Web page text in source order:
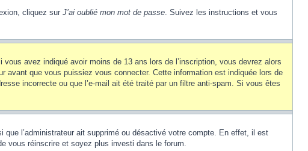
cliquez sur J’ai oublié mon mot de passe. Suivez les instructions et vous
avez indiqué avoir moins de 13 ans lors de l’inscription, vous devrez alors
avant que vous puissiez vous connecter. Cette information est indiquée lors de
incorrecte ou que l’e-mail ait été traité par un filtre anti-spam. Si vous êtes
l’administrateur ait supprimé ou désactivé votre compte. En effet, il est
vous réinscrire et soyez plus investi dans le forum.